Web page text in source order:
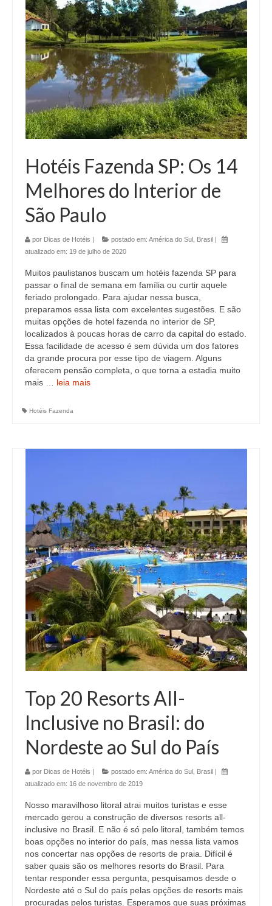
Hotéis Fazenda SP: Os 14
Melhores do Interior de
São Paulo
por Dicas de Hotéis | postado em: América do Sul Brasil |
atualizado em: 19 de julho de 2020
Muitos paulistanos buscam um hotéis fazenda SP para
passar o final de semana em família ou curtir aquele
feriado prolongado. Para ajudar nessa busca,
preparamos essa lista com excelentes sugestões. E são
muitas opções de hotel fazenda no interior de SP,
localizados à poucas horas de carro da capital do estado.
Essa facilidade de acesso é sem dúvida um dos fatores
da grande procura por esse tipo de viagem. Alguns
oferecem pensão completa, o que torna a estadia muito
mais … leia mais
Hotéis Fazenda
Top 20 Resorts All-
Inclusive no Brasil: do
Nordeste ao Sul do País
por Dicas de Hotéis | postado em: América do Sul Brasil |
atualizado em: 16 de novembro de 2019
Nosso maravilhoso litoral atrai muitos turistas e esse
mercado gerou a construção de diversos resorts all-
inclusive no Brasil. E não é só pelo litoral, também temos
boas opções no interior do país, mas nessa lista vamos
nos concertar nas opções de resorts de praia. Difícil é
saber quais são os melhores resorts do Brasil. Para
tentar responder essa pergunta, pesquisamos desde o
Nordeste até o Sul do país pelas opções de resorts mais
procuradas pelos turistas. Esperamos que suas próximas